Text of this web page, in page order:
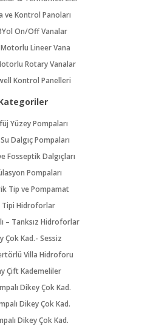
ve Kontrol Panoları
On/Off Vanalar
Lineer Vana
Rotary Vanalar
Kontrol Panelleri
Yüzey Pompaları
Dalgıç Pompaları
Fosseptik Dalgıçları
Pompaları
Tip ve Pompamat
Tipi Hidroforlar
– Tanksız Hidroforlar
Çok Kad.- Sessiz
Villa Hidroforu
Çift Kademeliler
Dikey Çok Kad.
Dikey Çok Kad.
Dikey Çok Kad.